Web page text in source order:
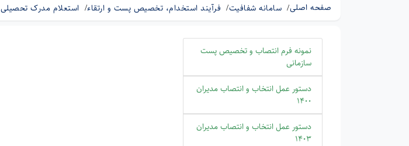
صفحه اصلی سامانه شفافیت فرآیند استخدام، تخصیص پست و ارتقاء استعلام مدرک تحصیلی
نمونه فرم انتصاب و تخصیص پست
سازمانی
دستور عمل انتخاب و انتصاب مدیران
1400
دستور عمل انتخاب و انتصاب مدیران
1403